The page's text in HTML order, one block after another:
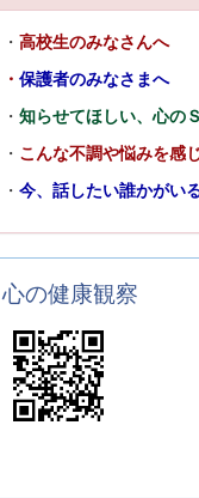
・ 高校生のみなさんへ
・ 保護者のみなさまへ
・ 知らせてほしい、心のＳ
・ こんな不調や悩みを感
・ 今、話したい誰かがい
心の健康観察